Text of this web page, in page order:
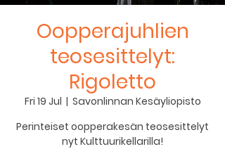
Oopperajuhlien
teosesittelyt:
Rigoletto
Fri 19 Jul
  |
Savonlinnan Kesäyliopisto
Perinteiset oopperakesän teosesittelyt
nyt Kulttuurikellarilla!